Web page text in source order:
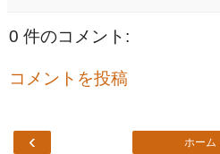
0 件のコメント:
コメントを投稿
‹ ホーム